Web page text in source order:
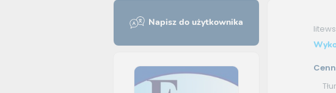
Napisz do użytkownika